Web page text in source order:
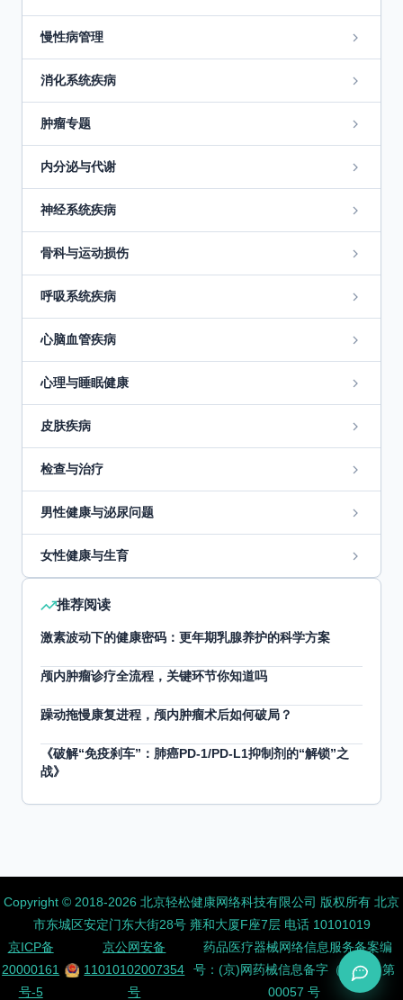
慢性病管理
消化系统疾病
肿瘤专题
内分泌与代谢
神经系统疾病
骨科与运动损伤
呼吸系统疾病
心脑血管疾病
心理与睡眠健康
皮肤疾病
检查与治疗
男性健康与泌尿问题
女性健康与生育
推荐阅读
激素波动下的健康密码：更年期乳腺养护的科学方案
颅内肿瘤诊疗全流程，关键环节你知道吗
躁动拖慢康复进程，颅内肿瘤术后如何破局？
《破解“免疫刹车”：肺癌PD-1/PD-L1抑制剂的“解锁”之
战》
Copyright ©️ 2018-2026 北京轻松健康网络科技有限公司 版权所有 北京
市东城区安定门东大街28号 雍和大厦F座7层 电话 10101019
京ICP备
20000161
号-5
京公网安备
11010102007354
号
药品医疗器械网络信息服务备案编
号：(京)网药械信息备字（2026）第
00057 号